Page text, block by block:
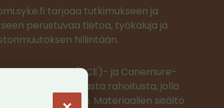
tarjoaa tutkimukseen ja
perustuvaa tietoa, työkaluja ja
hillintään.
vauhdittaja (ACE)- ja Canemure-
LIFE-ohjelmasta rahoitusta, jolla
on tuotettu. Materiaalien sisältö